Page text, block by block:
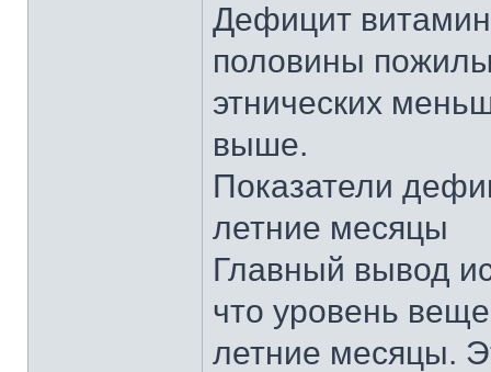
Дефицит
половины
этнических
выше.
Показатели
летние месяцы
Главный вывод
что уровень
летние месяцы.